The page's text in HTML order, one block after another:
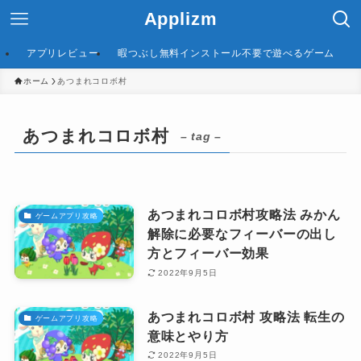
Applizm
アプリレビュー 暇つぶし無料インストール不要で遊べるゲーム
ホーム あつまれコロボ村
あつまれコロボ村 – tag –
ゲームアプリ攻略
あつまれコロボ村攻略法 みかん
解除に必要なフィーバーの出し
方とフィーバー効果
2022年9月5日
ゲームアプリ攻略
あつまれコロボ村 攻略法 転生の
意味とやり方
2022年9月5日